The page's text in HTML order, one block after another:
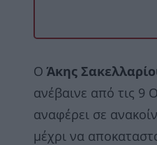
Ο Άκης
ανέβαινε από τις 9
αναφέρει σε
μέχρι να